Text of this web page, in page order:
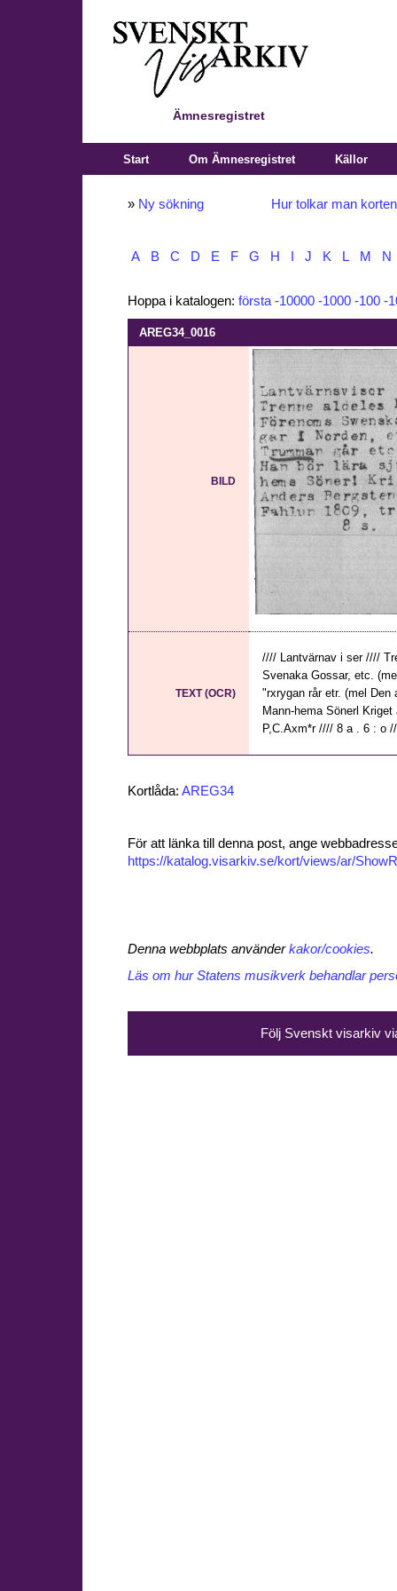
Ämnesregistret
Start Om Ämnesregistret Källor
» Ny sökning Hur tolkar man
A B C D E F G H J K L M N
Hoppa i katalogen: första -10000 -1000 -100 -
AREG34_0016
BILD
TEXT (OCR)
//// Lantvärnav i ser ////
Svenaka Gossar, etc.
"rxrygan rår etr. (mel Den
Mann-hema Sönerl
P,C.Axm*r //// 8 a . 6 : o
Kortlåda: AREG34
För att länka till denna post, ange
https://katalog.visarkiv.se/kort/views/ar/
Denna webbplats använderkakor/cookies.
Läs om hur Statens musikverk behandlar
Följ Svenskt visarkiv